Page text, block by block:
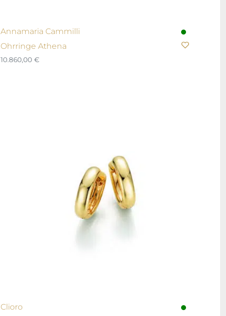
Annamaria Cammilli
Ohrringe Athena
10.860,00 €
Clioro